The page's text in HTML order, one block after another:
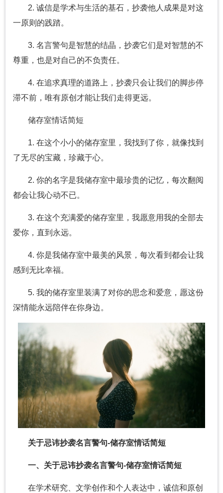
2. 诚信是学术与生活的基石，抄袭他人成果是对这
一原则的践踏。
3. 名言警句是智慧的结晶，抄袭它们是对智慧的不
尊重，也是对自己的不负责任。
4. 在追求真理的道路上，抄袭只会让我们的脚步停
滞不前，唯有原创才能让我们走得更远。
储存室情话简短
1. 在这个小小的储存室里，我找到了你，就像找到
了无尽的宝藏，珍藏于心。
2. 你的名字是我储存室中最珍贵的记忆，每次翻阅
都会让我心动不已。
3. 在这个充满爱的储存室里，我愿意用我的全部去
爱你，直到永远。
4. 你是我储存室中最美的风景，每次看到都会让我
感到无比幸福。
5. 我的储存室里装满了对你的思念和爱意，愿这份
深情能永远陪伴在你身边。
关于忌讳抄袭名言警句-储存室情话简短
一、 关于忌讳抄袭名言警句-储存室情话简短
在学术研究、文学创作和个人表达中，诚信和原创